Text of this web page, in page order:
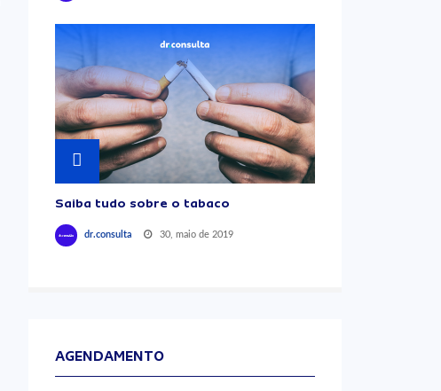
Saiba tudo sobre o tabaco
dr.consulta 30, maio de 2019
AGENDAMENTO